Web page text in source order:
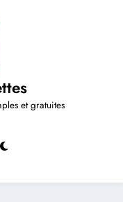
et gratuites